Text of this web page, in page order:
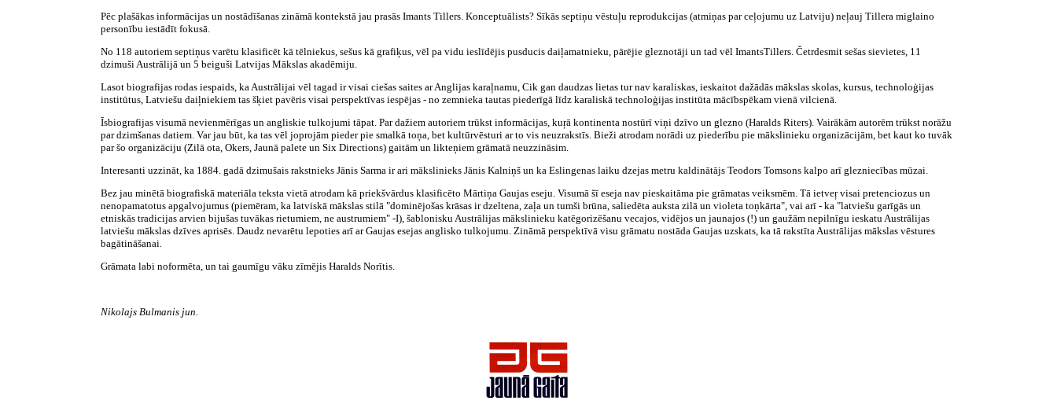
Pēc plašākas informācijas un nostādīšanas zināmā kontekstā jau prasās Imants Tillers. Konceptuālists? Sīkās septiņu vēstuļu reprodukcijas (atmiņas par ceļojumu uz Latviju) neļauj Tillera miglaino
personību iestādīt fokusā.
No 118 autoriem septiņus varētu klasificēt kā tēlniekus, sešus kā grafiķus, vēl pa vidu ieslīdējis pusducis daiļamatnieku, pārējie gleznotāji un tad vēl ImantsTillers. Četrdesmit sešas sievietes, 11
dzimuši Austrālijā un 5 beiguši Latvijas Mākslas akadēmiju.
Lasot biografijas rodas iespaids, ka Austrālijai vēl tagad ir visai ciešas saites ar Anglijas karaļnamu, Cik gan daudzas lietas tur nav karaliskas, ieskaitot dažādās mākslas skolas, kursus, technoloģijas
institūtus, Latviešu daiļniekiem tas šķiet pavēris visai perspektīvas iespējas - no zemnieka tautas piederīgā līdz karaliskā technoloģijas institūta mācībspēkam vienā vilcienā.
Īsbiografijas visumā nevienmērīgas un angliskie tulkojumi tāpat. Par dažiem autoriem trūkst informācijas, kuŗā kontinenta nostūrī viņi dzīvo un glezno (Haralds Riters). Vairākām autorēm trūkst norāžu
par dzimšanas datiem. Var jau būt, ka tas vēl joprojām pieder pie smalkā toņa, bet kultūrvēsturi ar to vis neuzrakstīs. Bieži atrodam norādi uz piederību pie mākslinieku organizācijām, bet kaut ko tuvāk
par šo organizāciju (Zilā ota, Okers, Jaunā palete un Six Directions) gaitām un likteņiem grāmatā neuzzināsim.
Interesanti uzzināt, ka 1884. gadā dzimušais rakstnieks Jānis Sarma ir ari mākslinieks Jānis Kalniņš un ka Eslingenas laiku dzejas metru kaldinātājs Teodors Tomsons kalpo arī glezniecības mūzai.
Bez jau minētā biografiskā materiāla teksta vietā atrodam kā priekšvārdus klasificēto Mārtiņa Gaujas eseju. Visumā šī eseja nav pieskaitāma pie grāmatas veiksmēm. Tā ietveŗ visai pretenciozus un
nenopamatotus apgalvojumus (piemēram, ka latviskā mākslas stilā "dominējošas krāsas ir dzeltena, zaļa un tumši brūna, saliedēta auksta zilā un violeta toņkārta", vai arī - ka "latviešu garīgās un
etniskās tradicijas arvien bijušas tuvākas rietumiem, ne austrumiem" -I), šablonisku Austrālijas mākslinieku katēgorizēšanu vecajos, vidējos un jaunajos (!) un gaužām nepilnīgu ieskatu Austrālijas
latviešu mākslas dzīves aprisēs. Daudz nevarētu lepoties arī ar Gaujas esejas anglisko tulkojumu. Zināmā perspektīvā visu grāmatu nostāda Gaujas uzskats, ka tā rakstīta Austrālijas mākslas vēstures
bagātināšanai.
Grāmata labi noformēta, un tai gaumīgu vāku zīmējis Haralds Norītis.
Nikolajs Bulmanis jun.